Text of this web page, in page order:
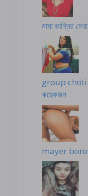
মামা ভাগ্নির
group choti
কয়েকজন
mayer boro